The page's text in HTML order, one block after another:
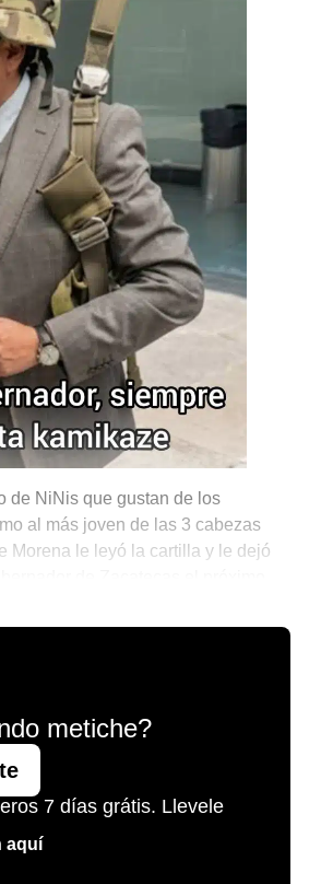
de NiNis que gustan de los
al más joven de las 3 cabezas
Morena le leyó la cartilla y le dejó
metiche?
7 días grátis. Llevele
aquí